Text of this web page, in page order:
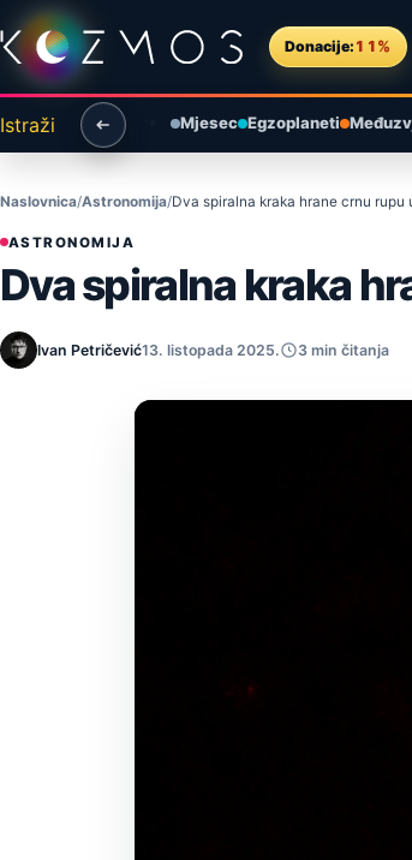
Preskoči na sadržaj
Donacije: 11%
Istraži Mjesec Egzoplaneti
Naslovnica Astronomija Dva spiralna kraka hrane crnu rupu
ASTRONOMIJA
Dva spiralna kraka
Ivan Petričević13. listopada 2025. 3 min čitanja